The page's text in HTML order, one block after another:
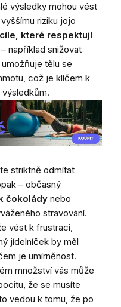
výsledky mohou vést
riziku jojo
které respektují
– například snižovat
tělu se
což je klíčem k
výsledkům.
striktně odmítat
– občasný
čokolády nebo
stravování.
vést k frustraci,
jídelníček by měl
je umírněnost.
množství vás může
že se musíte
vedou k tomu, že po